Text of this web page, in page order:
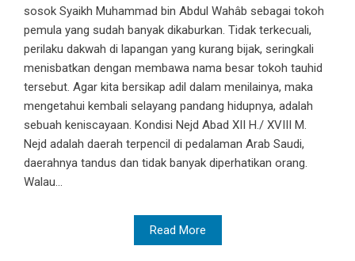
sosok Syaikh Muhammad bin Abdul Wahâb sebagai tokoh
pemula yang sudah banyak dikaburkan. Tidak terkecuali,
perilaku dakwah di lapangan yang kurang bijak, seringkali
menisbatkan dengan membawa nama besar tokoh tauhid
tersebut. Agar kita bersikap adil dalam menilainya, maka
mengetahui kembali selayang pandang hidupnya, adalah
sebuah keniscayaan. Kondisi Nejd Abad XII H./ XVIII M.
Nejd adalah daerah terpencil di pedalaman Arab Saudi,
daerahnya tandus dan tidak banyak diperhatikan orang.
Walau...
Read More